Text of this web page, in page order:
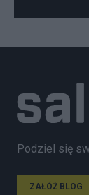
Podziel się
ZAŁÓŻ BLOG